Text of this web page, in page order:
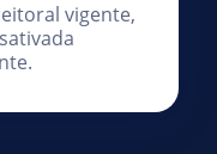
vigente,